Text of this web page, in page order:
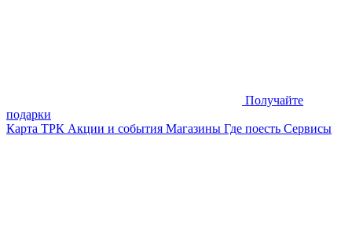
Получайте
подарки
Карта ТРК Акции и события Магазины Где поесть Сервисы